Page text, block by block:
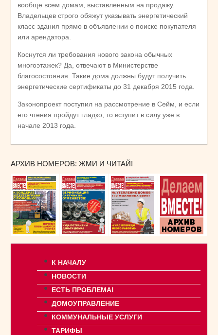
вообще всем домам, выставленным на продажу.
Владельцев строго обяжут указывать энергетический
класс здания прямо в объявлении о поиске покупателя
или арендатора.
Коснутся ли требования нового закона обычных
многоэтажек? Да, отвечают в Министерстве
благосостояния. Такие дома должны будут получить
энергетические сертификаты до 31 декабря 2015 года.
Законопроект поступил на рассмотрение в Сейм, и если
его чтения пройдут гладко, то вступит в силу уже в
начале 2013 года.
АРХИВ НОМЕРОВ: ЖМИ И ЧИТАЙ!
К НАЧАЛУ
НОВОСТИ
ЕСТЬ ПРОБЛЕМА!
ДОМОУПРАВЛЕНИЕ
КОММУНАЛЬНЫЕ УСЛУГИ
ТАРИФЫ